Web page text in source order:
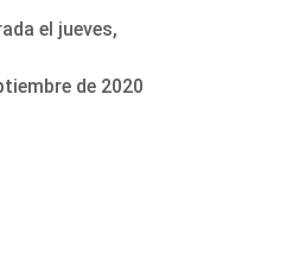
el jueves,
de 2020